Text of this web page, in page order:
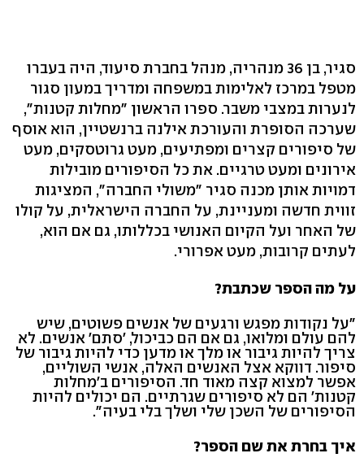
סגיר, בן 36 מנהריה, מנהל בחברת סיעוד, היה בעברו
מטפל במרכז לאלימות במשפחה ומדריך במעון סגור
לנערות במצבי משבר. ספרו הראשון "מחלות קטנות",
שערכה הסופרת והעורכת אילנה ברנשטיין, הוא אוסף
של סיפורים קצרים ומפתיעים, מעט גרוטסקים, מעט
אירונים ומעט טרגיים. את כל הסיפורים מובילות
דמויות אותן מכנה סגיר "משולי החברה", המציגות
זווית חדשה ומעניינת, על החברה הישראלית, על קולו
של האחר ועל הקיום האנושי בכללותו, גם אם הוא,
לעתים קרובות, מעט אפרורי.
על מה הספר שכתבת?
"על נקודות מפגש ורגעים של אנשים פשוטים, שיש
להם עולם ומלואו, גם אם הם כביכול, 'סתם' אנשים. לא
צריך להיות גיבור או מלך או מדען כדי להיות גיבור של
סיפור. דווקא אצל האנשים האלה, אנשי השוליים,
אפשר למצוא קצה מאוד חד. הסיפורים ב'מחלות
קטנות' הם לא סיפורים שגרתיים. הם יכולים להיות
הסיפורים של השכן שלי ושלך בלי בעיה".
איך בחרת את שם הספר?